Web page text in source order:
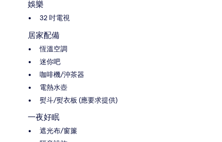
娛樂
32 吋電視
居家配備
恆溫空調
迷你吧
咖啡機/沖茶器
電熱水壺
熨斗/熨衣板 (應要求提供)
一夜好眠
遮光布/窗簾